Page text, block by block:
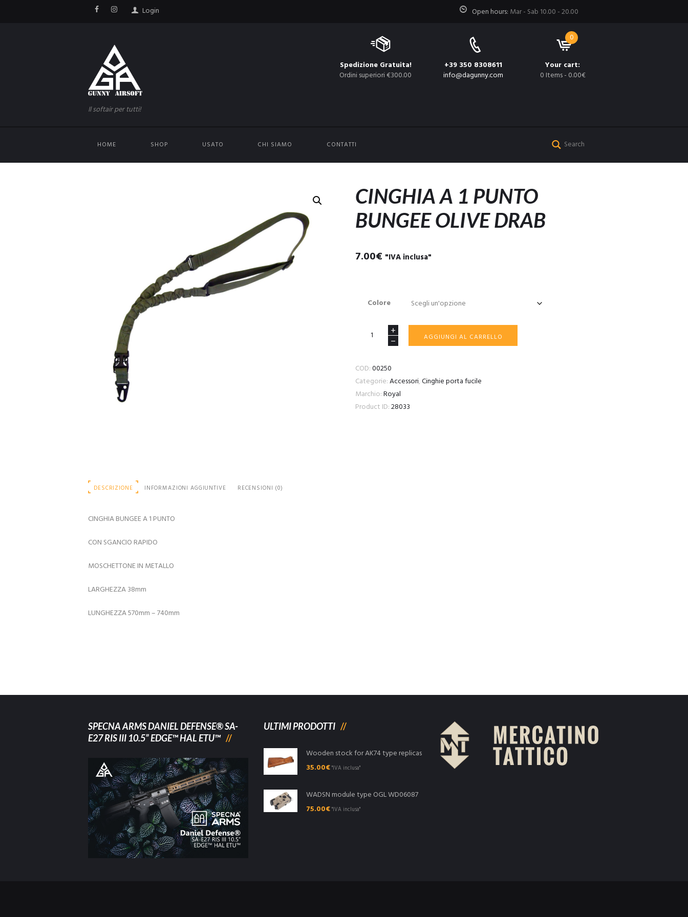
Login Open hours: Mar - Sab 10.00 - 20.00
Il softair per tutti!
Spedizione Gratuita!
Ordini superiori €300.00
+39 350 8308611
info@dagunny.com
0
Your cart:
0 Items- 0.00€
HOME SHOP USATO CHI SIAMO CONTATTI
CINGHIA A 1 PUNTO
BUNGEE OLIVE DRAB
7.00€ "IVA inclusa"
Colore
CINGHIA
PUNTO
BUNGEE
OLIVE
DRAB
AGGIUNGI AL CARRELLO
COD:00250
Categorie:Accessori,Cinghie porta fucile
Marchio:Royal
Product ID:28033
DESCRIZIONE INFORMAZIONI AGGIUNTIVE RECENSIONI (0)
CINGHIA BUNGEE A 1 PUNTO
CON SGANCIO RAPIDO
MOSCHETTONE IN METALLO
LARGHEZZA 38mm
LUNGHEZZA 570mm – 740mm
SPECNA ARMS DANIEL DEFENSE® SA-
E27 RIS III 10.5” EDGE™ HAL ETU™
ULTIMI PRODOTTI
Wooden stock for AK74 type replicas
35.00€"IVA inclusa"
WADSN module type OGL WD06087
75.00€"IVA inclusa"